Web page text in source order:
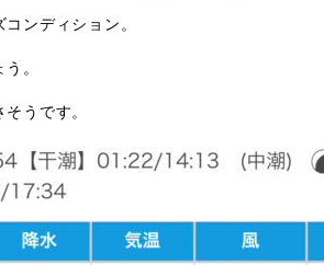
ンディション。
。
うです。